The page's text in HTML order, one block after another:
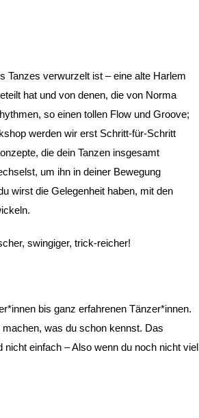
Tanzes verwurzelt ist – eine alte Harlem
hat und von denen, die von Norma
so einen tollen Flow und Groove;
werden wir erst Schritt-für-Schritt
die dein Tanzen insgesamt
um ihn in deiner Bewegung
wirst die Gelegenheit haben, mit den
swingiger, trick-reicher!
bis ganz erfahrenen Tänzer*innen.
was du schon kennst. Das
einfach – Also wenn du noch nicht viel